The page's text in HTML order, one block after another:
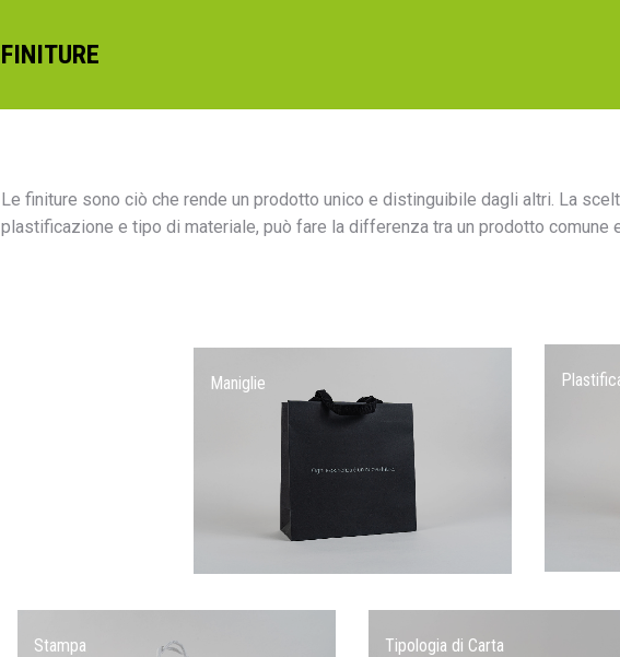
FINITURE
Le finiture sono ciò che rende un prodotto unico e distinguibile dagli altri. La
plastificazione e tipo di materiale, può fare la differenza tra un prodotto comune
Maniglie
Stampa Tipologia di Carta